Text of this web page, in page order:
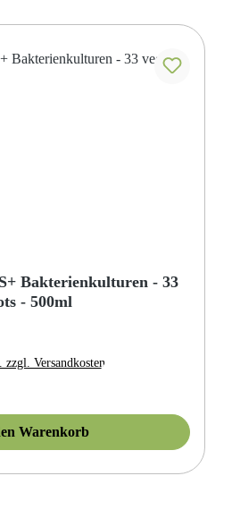
Bakterienkulturen - 33
- 500ml
Versandkosten
Warenkorb